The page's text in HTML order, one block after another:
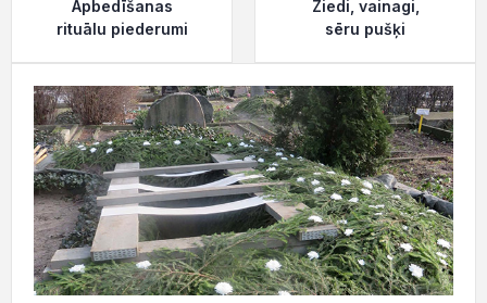
Apbedīšanas
rituālu piederumi
Ziedi, vainagi,
sēru pušķi